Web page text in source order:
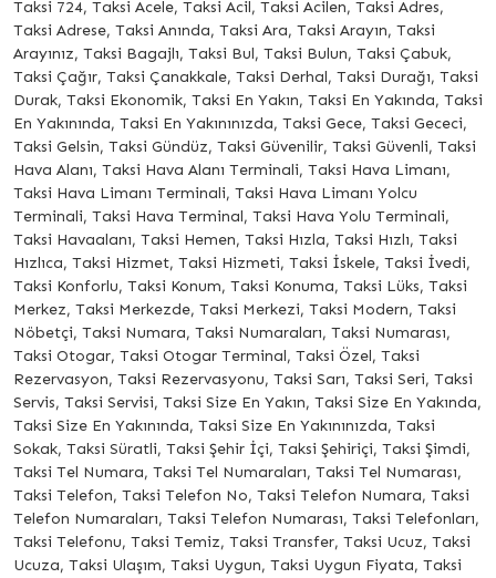
Taksi 724, Taksi Acele, Taksi Acil, Taksi Acilen, Taksi Adres,
Taksi Adrese, Taksi Anında, Taksi Ara, Taksi Arayın, Taksi
Arayınız, Taksi Bagajlı, Taksi Bul, Taksi Bulun, Taksi Çabuk,
Taksi Çağır, Taksi Çanakkale, Taksi Derhal, Taksi Durağı, Taksi
Durak, Taksi Ekonomik, Taksi En Yakın, Taksi En Yakında, Taksi
En Yakınında, Taksi En Yakınınızda, Taksi Gece, Taksi Gececi,
Taksi Gelsin, Taksi Gündüz, Taksi Güvenilir, Taksi Güvenli, Taksi
Hava Alanı, Taksi Hava Alanı Terminali, Taksi Hava Limanı,
Taksi Hava Limanı Terminali, Taksi Hava Limanı Yolcu
Terminali, Taksi Hava Terminal, Taksi Hava Yolu Terminali,
Taksi Havaalanı, Taksi Hemen, Taksi Hızla, Taksi Hızlı, Taksi
Hızlıca, Taksi Hizmet, Taksi Hizmeti, Taksi İskele, Taksi İvedi,
Taksi Konforlu, Taksi Konum, Taksi Konuma, Taksi Lüks, Taksi
Merkez, Taksi Merkezde, Taksi Merkezi, Taksi Modern, Taksi
Nöbetçi, Taksi Numara, Taksi Numaraları, Taksi Numarası,
Taksi Otogar, Taksi Otogar Terminal, Taksi Özel, Taksi
Rezervasyon, Taksi Rezervasyonu, Taksi Sarı, Taksi Seri, Taksi
Servis, Taksi Servisi, Taksi Size En Yakın, Taksi Size En Yakında,
Taksi Size En Yakınında, Taksi Size En Yakınınızda, Taksi
Sokak, Taksi Süratli, Taksi Şehir İçi, Taksi Şehiriçi, Taksi Şimdi,
Taksi Tel Numara, Taksi Tel Numaraları, Taksi Tel Numarası,
Taksi Telefon, Taksi Telefon No, Taksi Telefon Numara, Taksi
Telefon Numaraları, Taksi Telefon Numarası, Taksi Telefonları,
Taksi Telefonu, Taksi Temiz, Taksi Transfer, Taksi Ucuz, Taksi
Ucuza, Taksi Ulaşım, Taksi Uygun, Taksi Uygun Fiyata, Taksi